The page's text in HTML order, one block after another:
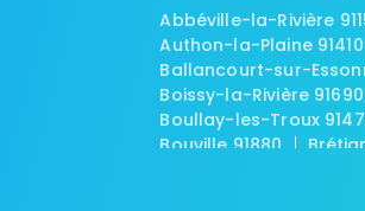
Abbéville-la-Rivière
Authon-la-Plaine 91410
Ballancourt-sur-
Boissy-la-Rivière 91690
Boullay-les-Troux
Bouville 91880